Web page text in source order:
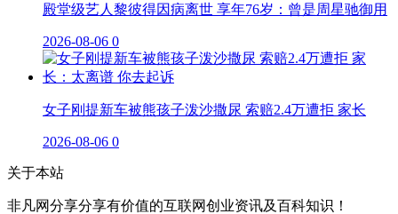
殿堂级艺人黎彼得因病离世 享年76岁：曾是周星驰御用
2026-08-06 0
女子刚提新车被熊孩子泼沙撒尿 索赔2.4万遭拒 家长
2026-08-06 0
关于本站
非凡网分享分享有价值的互联网创业资讯及百科知识！